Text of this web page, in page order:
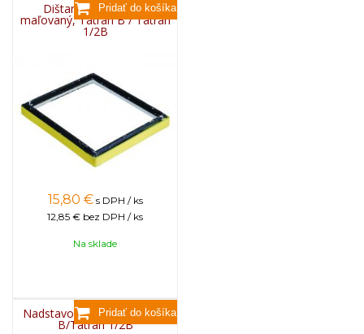
Dištančný medzikus
maľovaný, Tatran B / Tatran
1/2B
15,80 € s DPH / ks
12,85 € bez DPH / ks
Na sklade
Nadstavok 190 mm, Tatran
B/Tatran 1/2B